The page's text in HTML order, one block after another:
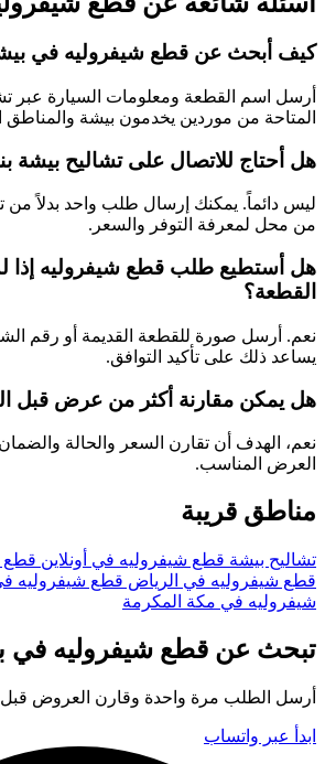
كيف أبحث عن قطع شيفروليه في
أرسل اسم القطعة ومعلومات السيارة عبر
المتاحة من موردين يخدمون بيشة والمناطق
هل أحتاج للاتصال على تشاليح بيشة
ليس دائماً. يمكنك إرسال طلب واحد بدلاً من
من محل لمعرفة التوفر والسعر.
هل أستطيع طلب قطع شيفروليه إذا
القطعة؟
نعم. أرسل صورة للقطعة القديمة أو رقم
يساعد ذلك على تأكيد التوافق.
هل يمكن مقارنة أكثر من عرض قبل
نعم، الهدف أن تقارن السعر والحالة
العرض المناسب.
مناطق قريبة
تشاليح بيشة قطع شيفروليه في أونلاين قطع
قطع شيفروليه في الرياض قطع شيفروليه
شيفروليه في مكة المكرمة
تبحث عن قطع شيفروليه في
أرسل الطلب مرة واحدة وقارن العروض قبل
ابدأ عبر واتساب